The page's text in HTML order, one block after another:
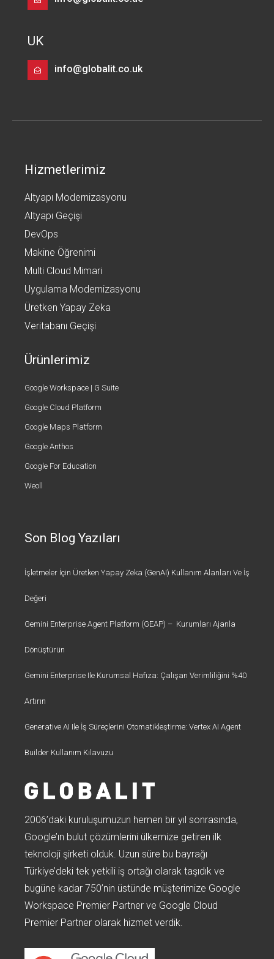
UK
info@globalit.co.uk
Hizmetlerimiz
Altyapı Modernizasyonu
Altyapı Geçişi
DevOps
Makine Öğrenimi
Multi Cloud Mimari
Uygulama Modernizasyonu
Üretken Yapay Zeka
Veritabanı Geçişi
Ürünlerimiz
Google Workspace | G Suite
Google Cloud Platform
Google Maps Platform
Google Anthos
Google For Education
Weoll
Son Blog Yazıları
İşletmeler İçin Üretken Yapay Zeka (GenAI) Kullanım Alanları Ve İş
Değeri
Gemini Enterprise Agent Platform (GEAP) – Kurumları Ajanla
Dönüştürün
Gemini Enterprise Ile Kurumsal Hafıza: Çalışan Verimliliğini %40
Artırın
Generative AI Ile İş Süreçlerini Otomatikleştirme: Vertex AI Agent
Builder Kullanım Kılavuzu
2006’daki kuruluşumuzun hemen bir yıl sonrasında,
Google’ın bulut çözümlerini ülkemize getiren ilk
teknoloji şirketi olduk. Uzun süre bu bayrağı
Türkiye’deki tek yetkili iş ortağı olarak taşıdık ve
bugüne kadar 750’nin üstünde müşterimize Google
Workspace Premier Partner ve Google Cloud
Premier Partner olarak hizmet verdik.